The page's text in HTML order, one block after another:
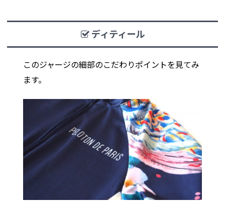
ディティール
このジャージの細部のこだわりポイントを見てみ
ます。